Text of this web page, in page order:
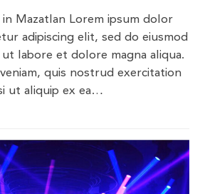
Mazatlan Lorem ipsum dolor
adipiscing elit, sed do eiusmod
labore et dolore magna aliqua.
quis nostrud exercitation
ut aliquip ex ea…